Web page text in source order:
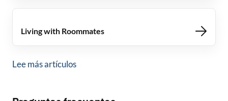
Living with Roommates
Lee más artículos